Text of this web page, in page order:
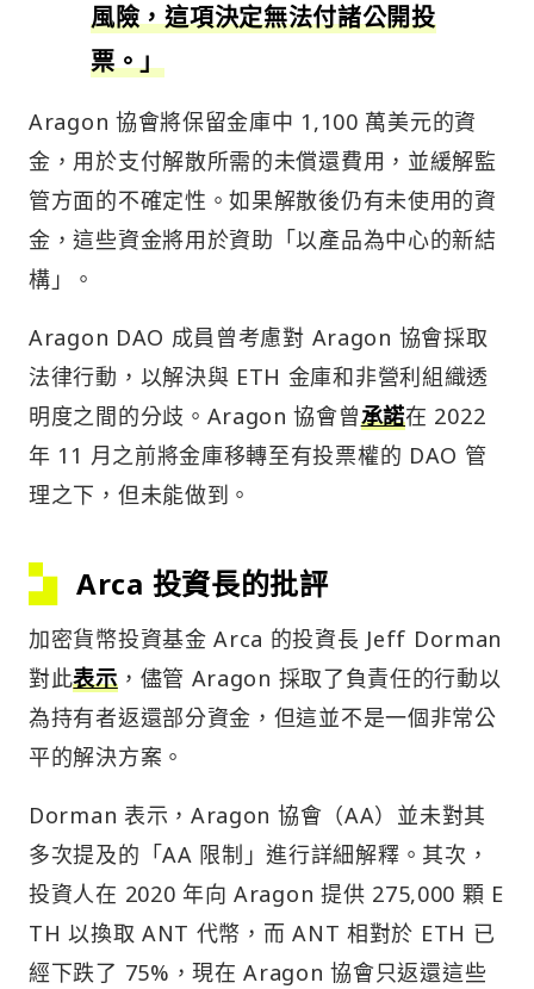
風險，這項決定無法付諸公開投
票。」
Aragon 協會將保留金庫中 1,100 萬美元的資
金，用於支付解散所需的未償還費用，並緩解監
管方面的不確定性。如果解散後仍有未使用的資
金，這些資金將用於資助「以產品為中心的新結
構」。
Aragon DAO 成員曾考慮對 Aragon 協會採取
法律行動，以解決與 ETH 金庫和非營利組織透
明度之間的分歧。Aragon 協會曾承諾在 2022
年 11 月之前將金庫移轉至有投票權的 DAO 管
理之下，但未能做到。
Arca 投資長的批評
加密貨幣投資基金 Arca 的投資長 Jeff Dorman
對此表示，儘管 Aragon 採取了負責任的行動以
為持有者返還部分資金，但這並不是一個非常公
平的解決方案。
Dorman 表示，Aragon 協會（AA）並未對其
多次提及的「AA 限制」進行詳細解釋。其次，
投資人在 2020 年向 Aragon 提供 275,000 顆 E
TH 以換取 ANT 代幣，而 ANT 相對於 ETH 已
經下跌了 75%，現在 Aragon 協會只返還這些